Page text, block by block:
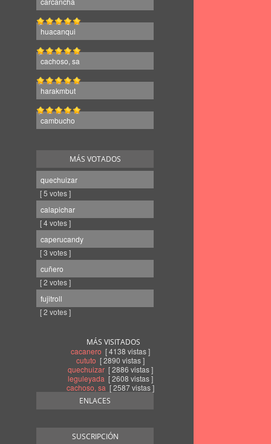
huacanqui
cachoso, sa
harakmbut
cambucho
MÁS VOTADOS
quechuizar
[ 5 votes ]
calapichar
[ 4 votes ]
caperucandy
[ 3 votes ]
cuñero
[ 2 votes ]
fujitroll
[ 2 votes ]
MÁS VISITADOS
cacanero [ 4138 vistas ]
cututo [ 2890 vistas ]
quechuizar [ 2886 vistas ]
leguleyada [ 2608 vistas ]
cachoso, sa [ 2587 vistas ]
ENLACES
SUSCRIPCIÓN